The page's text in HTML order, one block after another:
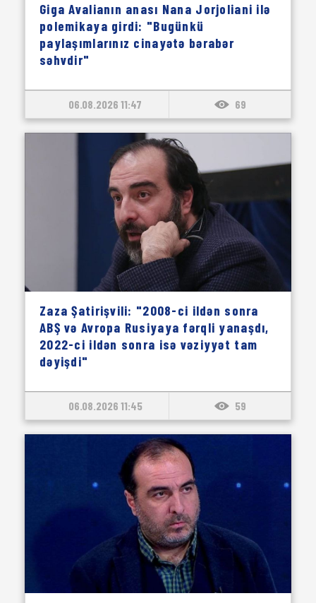
Giga Avalianın anası Nana Jorjoliani ilə
polemikaya girdi: "Bugünkü
paylaşımlarınız cinayətə bərabər
səhvdir"
06.08.2026 11:47 69
Zaza Şatirişvili: "2008-ci ildən sonra
ABŞ və Avropa Rusiyaya fərqli yanaşdı,
2022-ci ildən sonra isə vəziyyət tam
dəyişdi"
06.08.2026 11:45 59